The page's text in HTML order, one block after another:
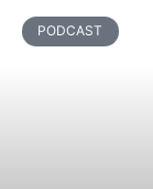
PODCAST